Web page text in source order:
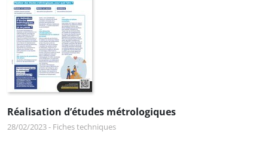
Réalisation d’études métrologiques
28/02/2023- Fiches techniques